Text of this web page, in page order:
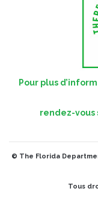
Pour plus
rendez-vous
© The Florida
Tous